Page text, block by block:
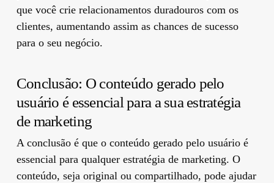
que você crie relacionamentos duradouros com os
clientes, aumentando assim as chances de sucesso
para o seu negócio.
Conclusão: O conteúdo gerado pelo
usuário é essencial para a sua estratégia
de marketing
A conclusão é que o conteúdo gerado pelo usuário é
essencial para qualquer estratégia de marketing. O
conteúdo, seja original ou compartilhado, pode ajudar